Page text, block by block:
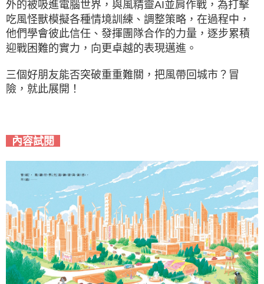
外的被吸進電腦世界，與風精靈AI並肩作戰，為打擊
吃風怪獸模擬各種情境訓練、調整策略，在過程中，
他們學會彼此信任、發揮團隊合作的力量，逐步累積
迎戰困難的實力，向更卓越的表現邁進。
三個好朋友能否突破重重難關，把風帶回城市？冒
險，就此展開！
內容試閱